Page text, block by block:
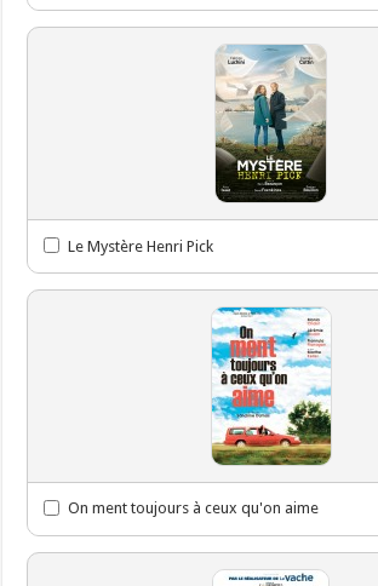
Le Mystère Henri Pick
On ment toujours à ceux qu'on aime